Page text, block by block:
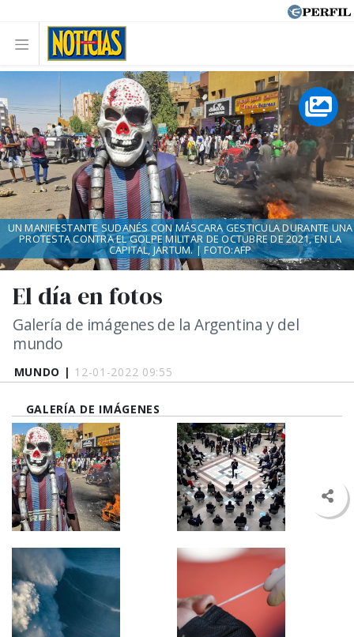
MUNDO | 12-01-2022 09:55
El día en fotos
Galería de imágenes de la Argentina y del
mundo
UN MANIFESTANTE SUDANÉS CON MÁSCARA GESTICULA DURANTE UNA
PROTESTA CONTRA EL GOLPE MILITAR DE OCTUBRE DE 2021, EN LA
CAPITAL, JARTUM. | FOTO:AFP
GALERÍA DE IMÁGENES